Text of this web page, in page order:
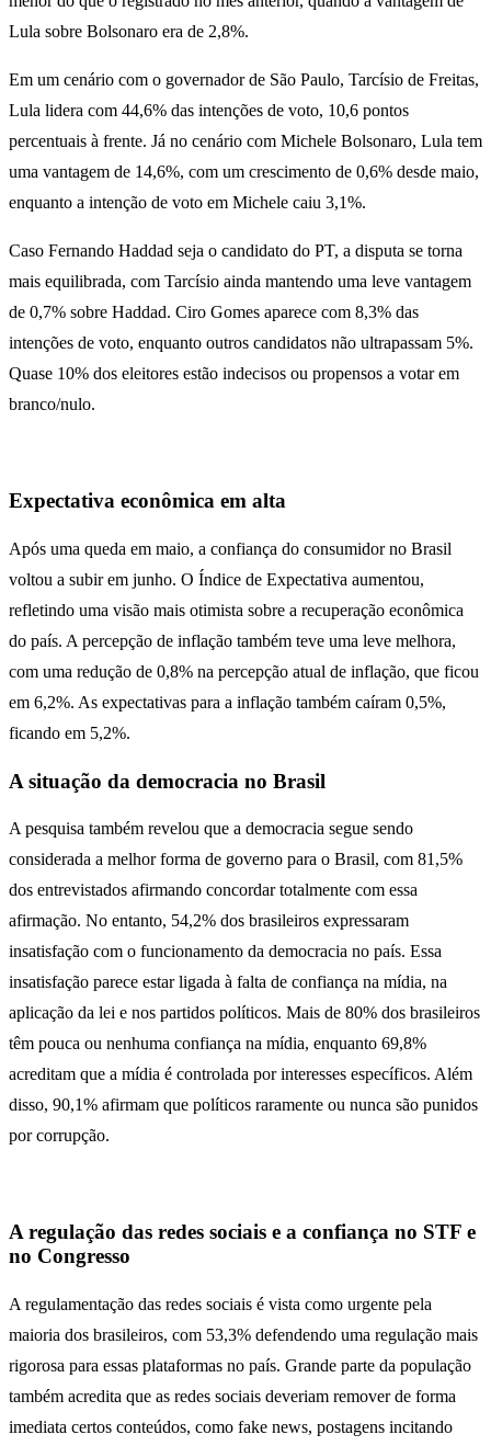
Lula sobre Bolsonaro era de 2,8%.
Em um cenário com o governador de São Paulo, Tarcísio de Freitas,
Lula lidera com 44,6% das intenções de voto, 10,6 pontos
percentuais à frente. Já no cenário com Michele Bolsonaro, Lula tem
uma vantagem de 14,6%, com um crescimento de 0,6% desde maio,
enquanto a intenção de voto em Michele caiu 3,1%.
Caso Fernando Haddad seja o candidato do PT, a disputa se torna
mais equilibrada, com Tarcísio ainda mantendo uma leve vantagem
de 0,7% sobre Haddad. Ciro Gomes aparece com 8,3% das
intenções de voto, enquanto outros candidatos não ultrapassam 5%.
Quase 10% dos eleitores estão indecisos ou propensos a votar em
branco/nulo.
Expectativa econômica em alta
Após uma queda em maio, a confiança do consumidor no Brasil
voltou a subir em junho. O Índice de Expectativa aumentou,
refletindo uma visão mais otimista sobre a recuperação econômica
do país. A percepção de inflação também teve uma leve melhora,
com uma redução de 0,8% na percepção atual de inflação, que ficou
em 6,2%. As expectativas para a inflação também caíram 0,5%,
ficando em 5,2%.
A situação da democracia no Brasil
A pesquisa também revelou que a democracia segue sendo
considerada a melhor forma de governo para o Brasil, com 81,5%
dos entrevistados afirmando concordar totalmente com essa
afirmação. No entanto, 54,2% dos brasileiros expressaram
insatisfação com o funcionamento da democracia no país. Essa
insatisfação parece estar ligada à falta de confiança na mídia, na
aplicação da lei e nos partidos políticos. Mais de 80% dos brasileiros
têm pouca ou nenhuma confiança na mídia, enquanto 69,8%
acreditam que a mídia é controlada por interesses específicos. Além
disso, 90,1% afirmam que políticos raramente ou nunca são punidos
por corrupção.
A regulação das redes sociais e a confiança no STF e
no Congresso
A regulamentação das redes sociais é vista como urgente pela
maioria dos brasileiros, com 53,3% defendendo uma regulação mais
rigorosa para essas plataformas no país. Grande parte da população
também acredita que as redes sociais deveriam remover de forma
imediata certos conteúdos, como fake news, postagens incitando